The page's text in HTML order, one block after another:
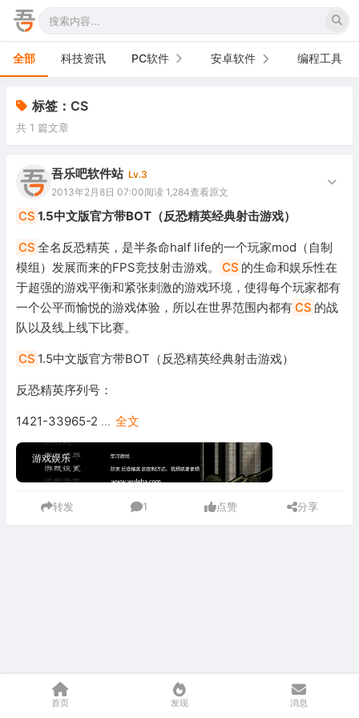
首页 发现 消息
全部 科技资讯 PC软件
办公软件
网络软件
图形图像
游戏娱乐
安全防御
系统下载
安卓软件
手机软件
电视软件
车机软件
编程工具
标签：CS
共 1 篇文章
吾乐吧软件站 Lv.3
2013年2月8日 07:00阅读 1,284查看原文
CS 1.5中文版官方带BOT（反恐精英经典射击游戏）
CS 全名反恐精英，是半条命half life的一个玩家mod（自制
模组）发展而来的FPS竞技射击游戏。
CS 的生命和娱乐性在
于超强的游戏平衡和紧张刺激的游戏环境，使得每个玩家都有
一个公平而愉悦的游戏体验，所以在世界范围内都有CS 的战
队以及线上线下比赛。
CS 1.5中文版官方带BOT（反恐精英经典射击游戏）
反恐精英序列号：
1421-33965-2 ... 全文
游戏娱乐
转发 1 点赞 分享